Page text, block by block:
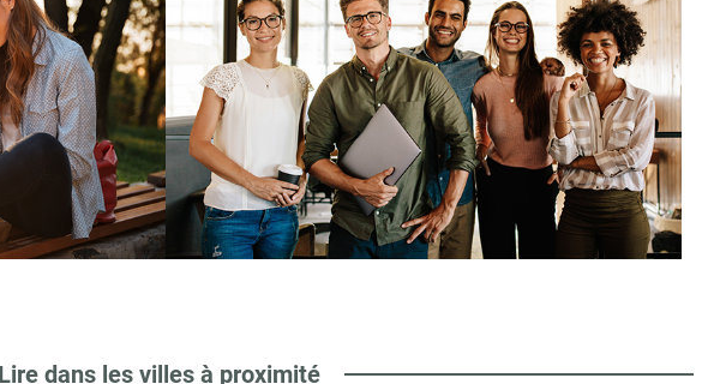
dans les villes à proximité